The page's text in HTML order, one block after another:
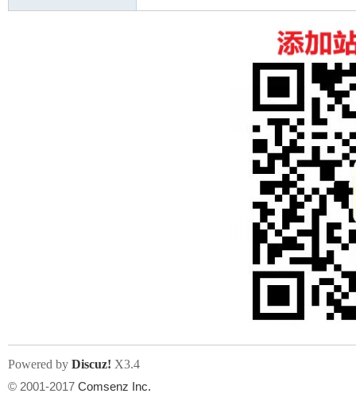
Powered by Discuz! X3.4
© 2001-2017 Comsenz Inc.